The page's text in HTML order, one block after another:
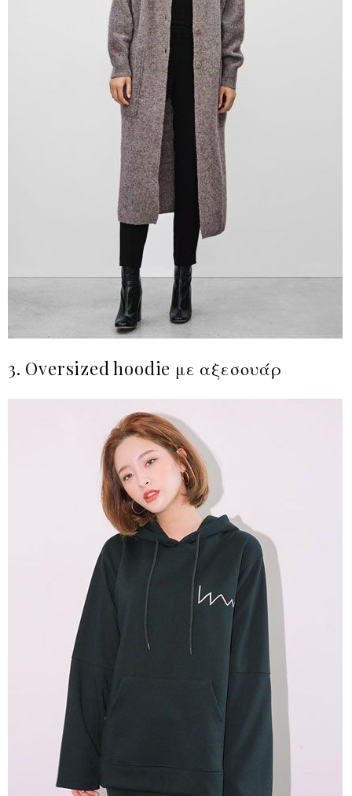
3. Oversized hoodie με αξεσουάρ